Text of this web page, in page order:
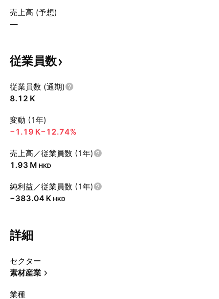
売上高 (予想)
—
従業員数
従業員数 (通期)
‪8.12 K‬
変動 (1年)
‪−1.19 K‬−12.74%
売上高／従業員数 (1年)
‪1.93 M‬ HKD
純利益／従業員数 (1年)
‪−383.04 K‬ HKD
詳細
セクター
素材産業
業種